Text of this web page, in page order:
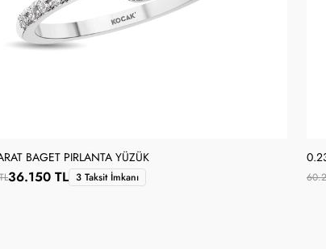
BAGET PIRLANTA YÜZÜK
36.150 TL 3 Taksit İmkanı